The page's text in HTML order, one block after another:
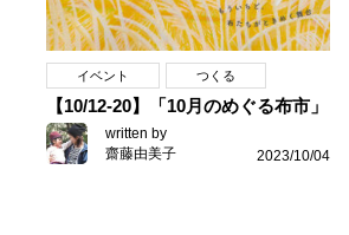
イベント つくる
【10/12-20】「10月のめぐる布市」
written by
齋藤由美子
2023/10/04